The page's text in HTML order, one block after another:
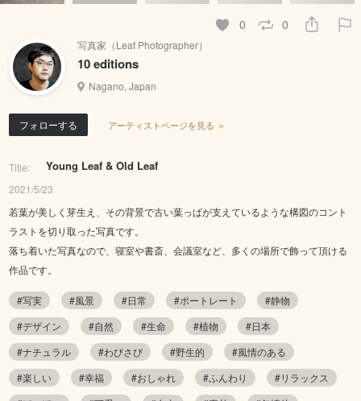
0 0
写真家（Leaf Photographer）
10 editions
Nagano, Japan
フォローする アーティストページを見る ＞
Title: Young Leaf & Old Leaf
2021/5/23
若葉が美しく芽生え、その背景で古い葉っぱが支えているような構図のコント
ラストを切り取った写真です。
落ち着いた写真なので、寝室や書斎、会議室など、多くの場所で飾って頂ける
作品です。
#写実 #風景 #日常 #ポートレート
#静物
#デザイン
#自然 #生命 #植物
#日本
#ナチュラル
#わびさび #野生的
#風情のある
#楽しい
#幸福 #おしゃれ #ふんわり
#リラックス